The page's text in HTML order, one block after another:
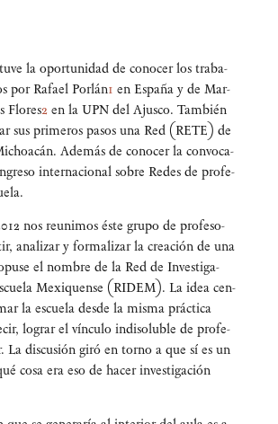
la opor­tu­ni­dad de cono­cer los tra­ba­
por Rafael Por­lán1 en Espa­ña y de Mar­
Flo­res2 en la UPN del Ajus­co. Tam­bién
sus pri­me­ros pasos una Red (RETE) de
Ade­más de cono­cer la con­vo­ca­
inter­na­cio­nal sobre Redes de pro­fe­
nos reuni­mos éste gru­po de pro­fe­so­
ana­li­zar y for­ma­li­zar la crea­ción de una
el nom­bre de la Red de Inves­ti­ga­
Mexi­quen­se (RIDEM). La idea cen­
la escue­la des­de la mis­ma prác­ti­ca
lograr el víncu­lo indi­so­lu­ble de pro­fe­
La dis­cu­sión giró en torno a que sí es un
cosa era eso de hacer inves­ti­ga­ción